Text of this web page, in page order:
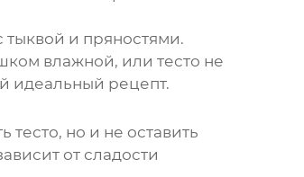
тыквой и пряностями.
влажной, или тесто не
идеальный рецепт.
но и не оставить
от сладости